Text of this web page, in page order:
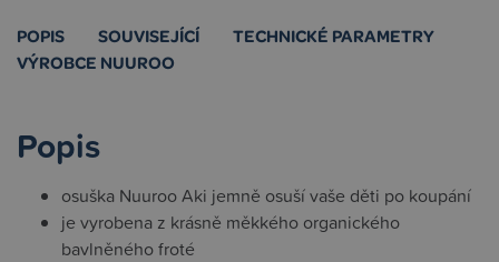
POPIS SOUVISEJÍCÍ
TECHNICKÉ PARAMETRY
VÝROBCE NUUROO
Popis
osuška Nuuroo Aki jemně osuší vaše děti po koupání
je vyrobena z krásně měkkého organického
bavlněného froté